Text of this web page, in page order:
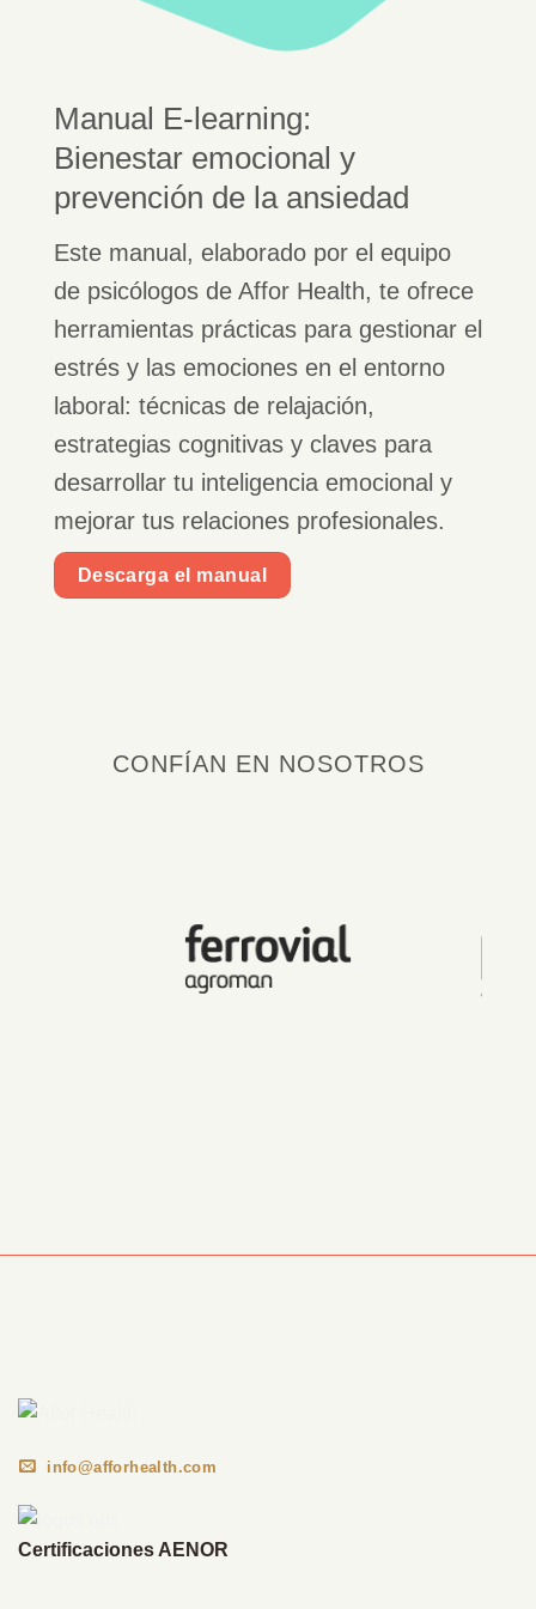
Manual E-learning:
Bienestar emocional y
prevención de la ansiedad
Este manual, elaborado por el equipo
de psicólogos de Affor Health, te ofrece
herramientas prácticas para gestionar el
estrés y las emociones en el entorno
laboral: técnicas de relajación,
estrategias cognitivas y claves para
desarrollar tu inteligencia emocional y
mejorar tus relaciones profesionales.
Descarga el manual
CONFÍAN EN NOSOTROS
info@afforhealth.com
Certificaciones AENOR